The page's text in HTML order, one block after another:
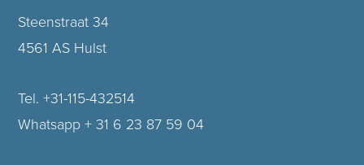
Steenstraat 34
4561 AS Hulst
Tel. +31-115-432514
Whatsapp + 31 6 23 87 59 04